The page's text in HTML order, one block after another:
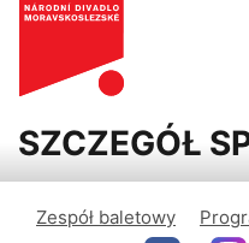
SZCZEGÓŁ
Zespół baletowy